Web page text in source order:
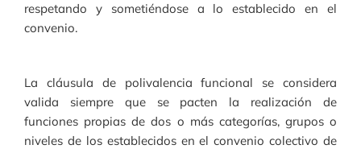
respetando y sometiéndose a lo establecido en el
convenio.
La cláusula de polivalencia funcional se considera
valida siempre que se pacten la realización de
funciones propias de dos o más categorías, grupos o
niveles de los establecidos en el convenio colectivo de